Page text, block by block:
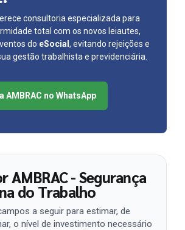
consultoria especializada para
total com os novos leiautes,
do eSocial , evitando rejeições e
gestão trabalhista e previdenciária.
AMBRAC no WhatsApp
AMBRAC - Segurança
do Trabalho
a seguir para estimar, de
o nível de investimento necessário